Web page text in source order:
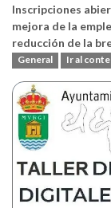
Inscripciones
mejora de la
reducción de la
General Ir al